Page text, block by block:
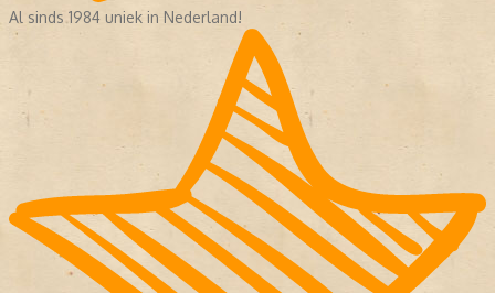
Al sinds 1984 uniek in Nederland!